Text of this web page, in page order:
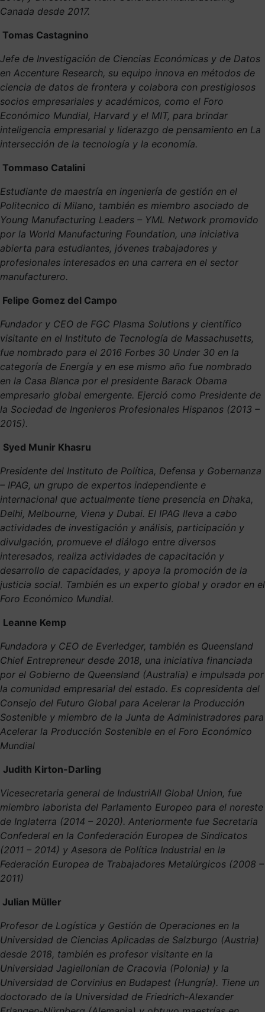
Canada desde 2017.
Tomas Castagnino
Jefe de Investigación de Ciencias Económicas y de Datos
en Accenture Research, su equipo innova en métodos de
ciencia de datos de frontera y colabora con prestigiosos
socios empresariales y académicos, como el Foro
Económico Mundial, Harvard y el MIT, para brindar
inteligencia empresarial y liderazgo de pensamiento en La
intersección de la tecnología y la economía.
Tommaso Catalini
Estudiante de maestría en ingeniería de gestión en el
Politecnico di Milano, también es miembro asociado de
Young Manufacturing Leaders – YML Network promovido
por la World Manufacturing Foundation, una iniciativa
abierta para estudiantes, jóvenes trabajadores y
profesionales interesados ​​en una carrera en el sector
manufacturero.
Felipe Gomez del Campo
Fundador y CEO de FGC Plasma Solutions y científico
visitante en el Instituto de Tecnología de Massachusetts,
fue nombrado para el 2016 Forbes 30 Under 30 en la
categoría de Energía y en ese mismo año fue nombrado
en la Casa Blanca por el presidente Barack Obama
empresario global emergente. Ejerció como Presidente de
la Sociedad de Ingenieros Profesionales Hispanos (2013 –
2015).
Syed Munir Khasru
Presidente del Instituto de Política, Defensa y Gobernanza
– IPAG, un grupo de expertos independiente e
internacional que actualmente tiene presencia en Dhaka,
Delhi, Melbourne, Viena y Dubai. El IPAG lleva a cabo
actividades de investigación y análisis, participación y
divulgación, promueve el diálogo entre diversos
interesados, realiza actividades de capacitación y
desarrollo de capacidades, y apoya la promoción de la
justicia social. También es un experto global y orador en el
Foro Económico Mundial.
Leanne Kemp
Fundadora y CEO de Everledger, también es Queensland
Chief Entrepreneur desde 2018, una iniciativa financiada
por el Gobierno de Queensland (Australia) e impulsada por
la comunidad empresarial del estado. Es copresidenta del
Consejo del Futuro Global para Acelerar la Producción
Sostenible y miembro de la Junta de Administradores para
Acelerar la Producción Sostenible en el Foro Económico
Mundial
Judith Kirton-Darling
Vicesecretaria general de IndustriAll Global Union, fue
miembro laborista del Parlamento Europeo para el noreste
de Inglaterra (2014 – 2020). Anteriormente fue Secretaria
Confederal en la Confederación Europea de Sindicatos
(2011 – 2014) y Asesora de Política Industrial en la
Federación Europea de Trabajadores Metalúrgicos (2008 –
2011)
Julian Müller
Profesor de Logística y Gestión de Operaciones en la
Universidad de Ciencias Aplicadas de Salzburgo (Austria)
desde 2018, también es profesor visitante en la
Universidad Jagiellonian de Cracovia (Polonia) y la
Universidad de Corvinius en Budapest (Hungría). Tiene un
doctorado de la Universidad de Friedrich-Alexander